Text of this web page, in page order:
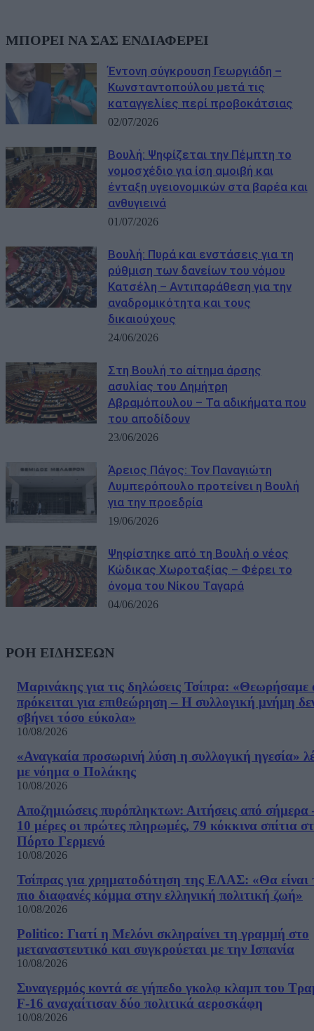
ΜΠΟΡΕΙ ΝΑ ΣΑΣ ΕΝΔΙΑΦΕΡΕΙ
Έντονη σύγκρουση Γεωργιάδη –
Κωνσταντοπούλου μετά τις
καταγγελίες περί προβοκάτσιας
02/07/2026
Βουλή: Ψηφίζεται την Πέμπτη το
νομοσχέδιο για ίση αμοιβή και
ένταξη υγειονομικών στα βαρέα και
ανθυγιεινά
01/07/2026
Βουλή: Πυρά και ενστάσεις για τη
ρύθμιση των δανείων του νόμου
Κατσέλη – Αντιπαράθεση για την
αναδρομικότητα και τους
δικαιούχους
24/06/2026
Στη Βουλή το αίτημα άρσης
ασυλίας του Δημήτρη
Αβραμόπουλου – Τα αδικήματα που
του αποδίδουν
23/06/2026
Άρειος Πάγος: Τον Παναγιώτη
Λυμπερόπουλο προτείνει η Βουλή
για την προεδρία
19/06/2026
Ψηφίστηκε από τη Βουλή ο νέος
Κώδικας Χωροταξίας – Φέρει το
όνομα του Νίκου Ταγαρά
04/06/2026
ΡΟΗ ΕΙΔΗΣΕΩΝ
Μαρινάκης για τις δηλώσεις Τσίπρα: «Θεωρήσαμε
πρόκειται για επιθεώρηση – Η συλλογική μνήμη
σβήνει τόσο εύκολα»
10/08/2026
«Αναγκαία προσωρινή λύση η συλλογική ηγεσία»
με νόημα ο Πολάκης
10/08/2026
Αποζημιώσεις πυρόπληκτων: Αιτήσεις από σήμερα
10 μέρες οι πρώτες πληρωμές, 79 κόκκινα σπίτια
Πόρτο Γερμενό
10/08/2026
Τσίπρας για χρηματοδότηση της ΕΛΑΣ: «Θα είναι
πιο διαφανές κόμμα στην ελληνική πολιτική ζωή»
10/08/2026
Politico: Γιατί η Μελόνι σκληραίνει τη γραμμή στο
μεταναστευτικό και συγκρούεται με την Ισπανία
10/08/2026
Συναγερμός κοντά σε γήπεδο γκολφ κλαμπ του
F-16 αναχαίτισαν δύο πολιτικά αεροσκάφη
10/08/2026